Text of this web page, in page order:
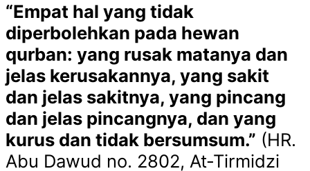
“Empat hal yang tidak
diperbolehkan pada hewan
qurban: yang rusak matanya dan
jelas kerusakannya, yang sakit
dan jelas sakitnya, yang pincang
dan jelas pincangnya, dan yang
kurus dan tidak bersumsum.” (HR.
Abu Dawud no. 2802, At-Tirmidzi